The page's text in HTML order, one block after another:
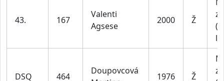
43. 167
Valenti
Agsese
2000 Ž
DSQ 464
Doupovcová
1976 Ž